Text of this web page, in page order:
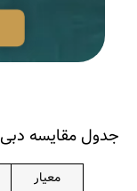
جدول مقایسه دبی
معیار